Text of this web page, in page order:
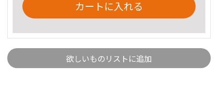
カートに入れる
欲しいものリストに追加